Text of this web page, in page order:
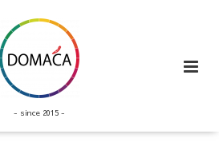
- since 2015 -